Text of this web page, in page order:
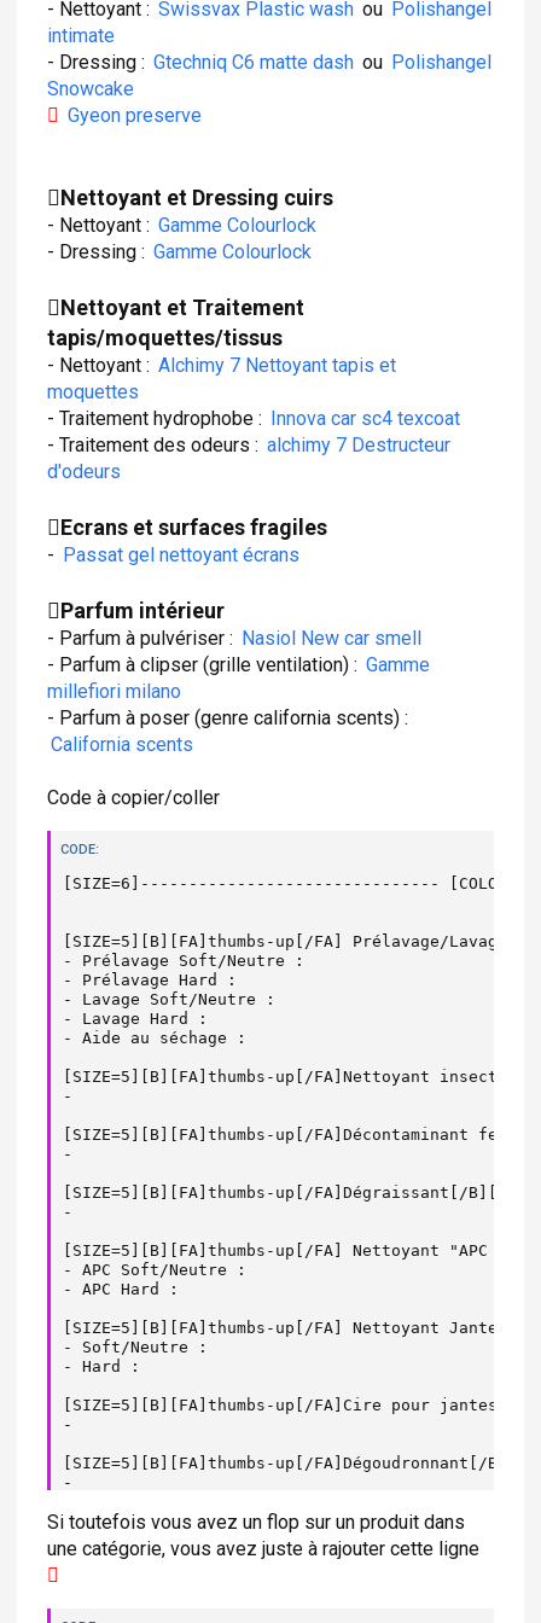
- Nettoyant : Swissvax Plastic wash ou Polishangel
intimate
- Dressing : Gtechniq C6 matte dash ou Polishangel
Snowcake
Gyeon preserve
Nettoyant et Dressing cuirs
- Nettoyant : Gamme Colourlock
- Dressing : Gamme Colourlock
Nettoyant et Traitement
tapis/moquettes/tissus
- Nettoyant : Alchimy 7 Nettoyant tapis et
moquettes
- Traitement hydrophobe : Innova car sc4 texcoat
- Traitement des odeurs : alchimy 7 Destructeur
d'odeurs
Ecrans et surfaces fragiles
- Passat gel nettoyant écrans
Parfum intérieur
- Parfum à pulvériser : Nasiol New car smell
- Parfum à clipser (grille ventilation) : Gamme
millefiori milano
- Parfum à poser (genre california scents) :
California scents
Code à copier/coller
CODE:
[SIZE=6]-------------------------------
[SIZE=5][B][FA]thumbs-up[/FA] Prélavage/Lavage[/
- Prélavage Soft/Neutre :
- Prélavage Hard :
- Lavage Soft/Neutre :
- Lavage Hard :
- Aide au séchage :
[SIZE=5][B][FA]thumbs-up[/FA]Nettoyant
-
[SIZE=5][B][FA]thumbs-up[/FA]Décontaminant
-
[SIZE=5][B][FA]thumbs-up[/FA]Dégraissant[/B][/
-
[SIZE=5][B][FA]thumbs-up[/FA] Nettoyant "APC /
- APC Soft/Neutre :
- APC Hard :
[SIZE=5][B][FA]thumbs-up[/FA] Nettoyant Jantes[/
- Soft/Neutre :
- Hard :
[SIZE=5][B][FA]thumbs-up[/FA]Cire pour jantes[/
-
[SIZE=5][B][FA]thumbs-up[/FA]Dégoudronnant[/B][/
-
[SIZE=5][B][FA]thumbs-up[/FA]Clay et
- Clay :
- Lubrifiant :
Si toutefois vous avez un flop sur un produit dans
une catégorie, vous avez juste à rajouter cette ligne